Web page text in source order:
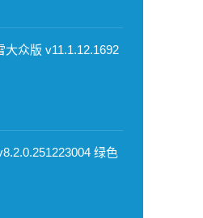
大众版 v11.1.12.1692
绿色